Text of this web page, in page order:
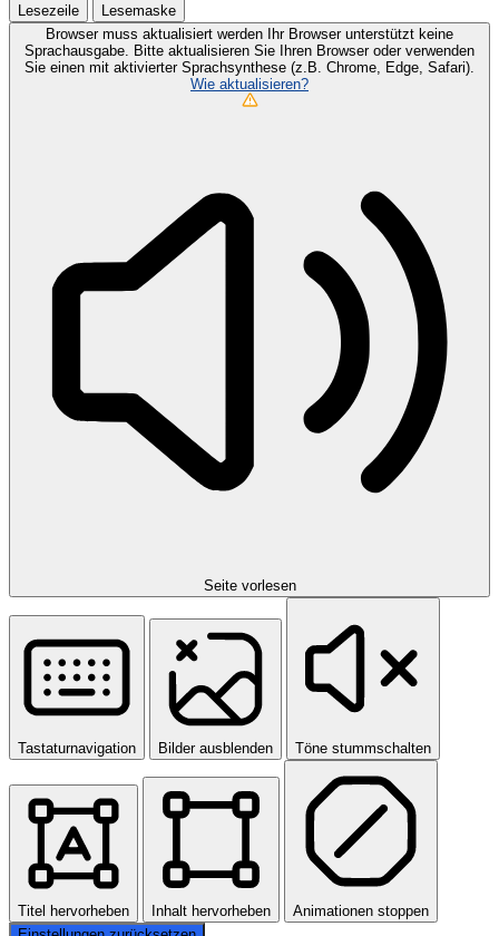
Lesezeile
Lesemaske
Browser muss aktualisiert werden Ihr Browser unterstützt keine
Sprachausgabe. Bitte aktualisieren Sie Ihren Browser oder verwenden
Sie einen mit aktivierter Sprachsynthese (z.B. Chrome, Edge, Safari).
Wie aktualisieren?
Seite vorlesen
Tastaturnavigation Bilder ausblenden Töne stummschalten
Titel hervorheben Inhalt hervorheben
Animationen stoppen